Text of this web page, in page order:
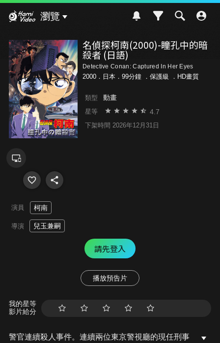
瀏覽
名偵探柯南(2000)-瞳孔中的暗
殺者 (日語)
Detective Conan: Captured In Her Eyes
2000．日本．99分鐘 ． 保護級 ．HD畫質
類型 動畫
星等 4.7
下架時間 2026年12月31日
演員 柯南
導演 兒玉兼嗣
請先登入
播放預告片
我的星等
影片給分
警官連續殺人事件。連續兩位東京警視廳的現任刑事